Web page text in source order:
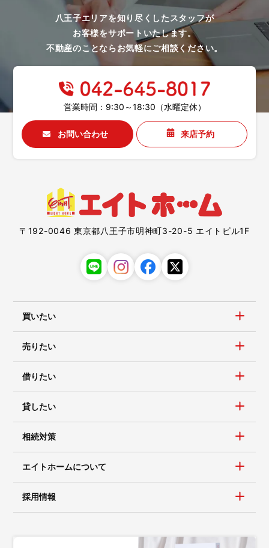
八王子エリアを知り尽くしたスタッフが
お客様をサポートいたします。
不動産のことならお気軽にご相談ください。
営業時間：9:30～18:30（水曜定休）
お問い合わせ 来店予約
〒192-0046 東京都八王子市明神町3-20-5 エイトビル1F
買いたい
売りたい
借りたい
貸したい
相続対策
エイトホームについて
採用情報